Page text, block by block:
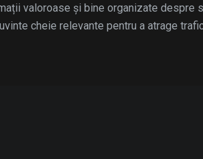
valoroase și bine organizate despre
cheie relevante pentru a atrage